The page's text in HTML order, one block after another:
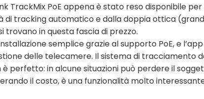
TrackMix PoE appena è stato reso disponibile
di tracking automatico e dalla doppia ottica
in questa fascia di prezzo.
semplice grazie al supporto PoE, e
delle telecamere. Il sistema di tracciamento
perfetto: in alcune situazioni può perdere il
il costo, è una funzionalità molto